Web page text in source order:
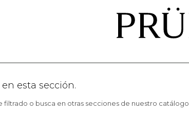
esta sección.
o busca en otras secciones de nuestro catálogo.